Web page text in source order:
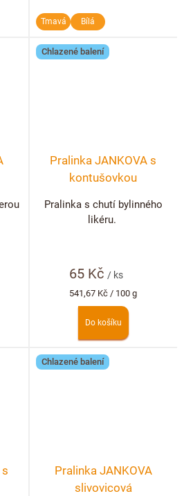
Tmavá Bílá
Chlazené balení
Pralinka JANKOVA s
kontušovkou
65 Kč / ks
Měrná
cena:
541,67 Kč / 100 g
Do košíku
Pralinka s chutí bylinného
likéru.
Chlazené balení
Pralinka JANKOVA
slivovicová